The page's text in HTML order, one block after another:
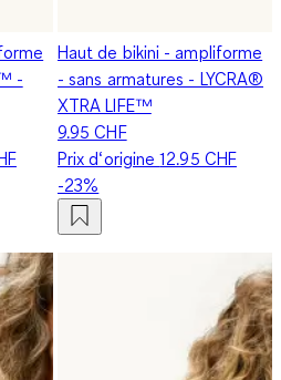
-
Haut de bikini - ampliforme
- sans armatures - LYCRA®
XTRA LIFE™
9.95 CHF
Prix d‘origine12.95 CHF
-23%